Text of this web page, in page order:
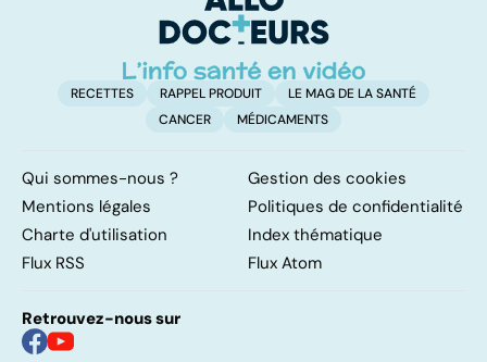
RECETTES RAPPEL PRODUIT
LE MAG DE LA SANTÉ
CANCER
MÉDICAMENTS
Qui sommes-nous ?
Gestion des cookies
Mentions légales
Politiques de confidentialité
Charte d'utilisation
Index thématique
Flux RSS
Flux Atom
Retrouvez-nous sur